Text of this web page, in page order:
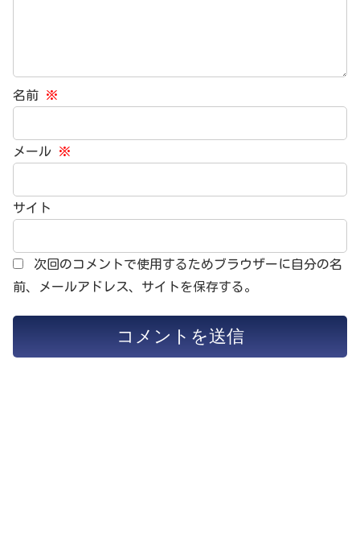
名前 ※
メール ※
サイト
次回のコメントで使用するためブラウザーに自分の名
前、メールアドレス、サイトを保存する。